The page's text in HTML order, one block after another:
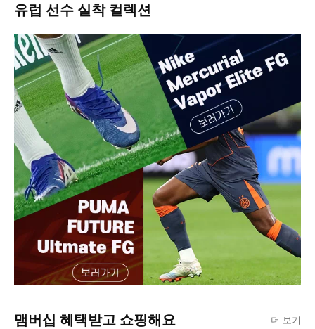
유럽 선수 실착 컬렉션
맴버십 혜택받고 쇼핑해요 더 보기